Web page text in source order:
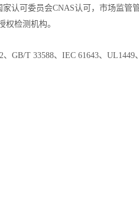
认可委员会CNAS认可，市场监
权检测机构。
GB/T 33588、IEC 61643、